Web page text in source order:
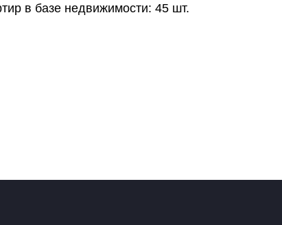
в базе недвижимости: 45 шт.